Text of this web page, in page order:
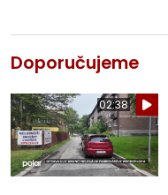
Doporučujeme
02:38